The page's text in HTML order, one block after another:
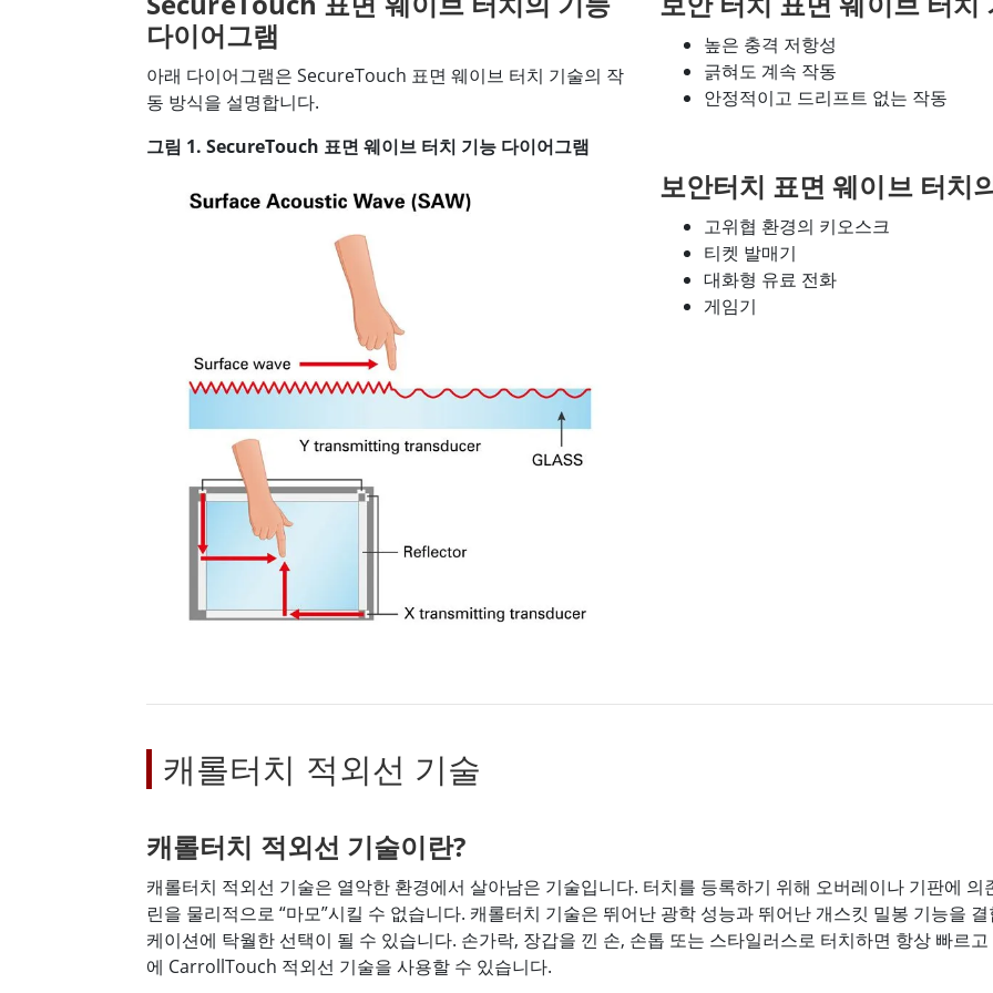
다이어그램
아래 다이어그램은 SecureTouch 표면 웨이브 터치 기술의 작
동 방식을 설명합니다.
그림 1. SecureTouch 표면 웨이브 터치 기능 다이어그램
높은 충격 저항성
긁혀도 계속 작동
안정적이고 드리프트 없는 작동
보안터치 표면 웨이브 터치
고위협 환경의 키오스크
티켓 발매기
대화형 유료 전화
게임기
캐롤터치 적외선 기술
캐롤터치 적외선 기술이란?
캐롤터치 적외선 기술은 열악한 환경에서 살아남은 기술입니다. 터치를 등록하기 위해 오버레이나 기판에
린을 물리적으로 “마모”시킬 수 없습니다. 캐롤터치 기술은 뛰어난 광학 성능과 뛰어난 개스킷 밀봉 기능을
케이션에 탁월한 선택이 될 수 있습니다. 손가락, 장갑을 낀 손, 손톱 또는 스타일러스로 터치하면 항상 빠르
에 CarrollTouch 적외선 기술을 사용할 수 있습니다.